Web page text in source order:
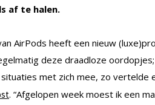
af te halen.
AirPods heeft een nieuw
deze draadloze
met zich mee, zo vertelde
. “Afgelopen week moest ik een